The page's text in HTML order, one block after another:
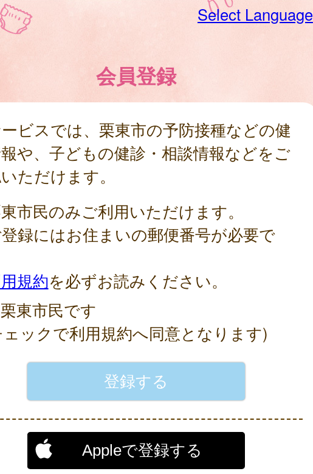
Select Language
会員登録
ビスでは、栗東市の予防接種などの健
や、子どもの健診・相談情報などをご
ただけます。
市民のみご利用いただけます。
録にはお住まいの郵便番号が必要で
規約を必ずお読みください。
東市民です
ックで利用規約へ同意となります)
Appleで登録する